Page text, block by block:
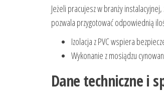
Jeżeli pracujesz w branży
pozwala przygotować odpowiednią
Izolacja z PVC wspiera
Wykonanie z mosiądzu
Dane techniczne i